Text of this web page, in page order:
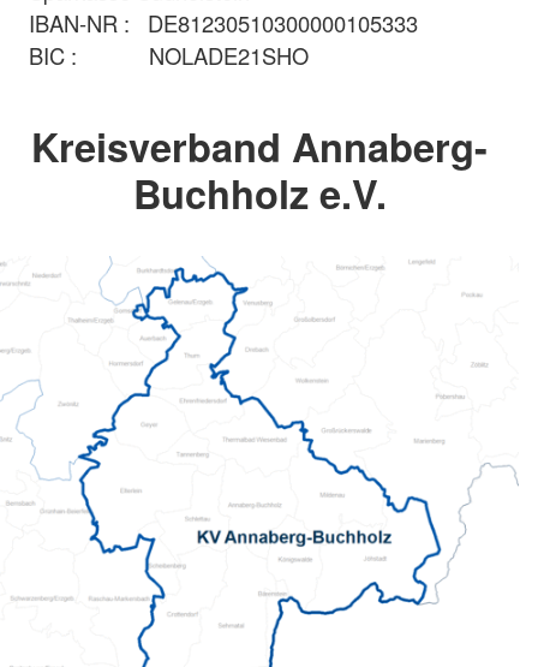
IBAN-NR : DE81230510300000105333
BIC : NOLADE21SHO
Kreisverband Annaberg-
Buchholz e.V.